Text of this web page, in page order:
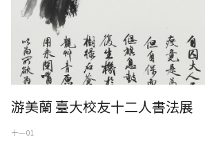
游美蘭 臺大校友十二人書法展
十一 01